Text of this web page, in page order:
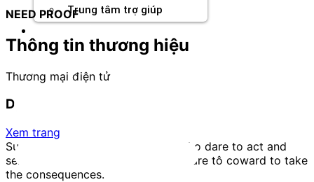
Trung tâm trợ giúp
NEED PROOF
Thông tin thương hiệu
Thương mại điện tử
Dynu In Media
Xem trang
Success always comes to those who dare to act and
seldom comes close to those who are tô coward to take
the consequences.